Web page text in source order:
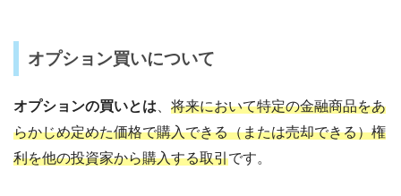
オプション買いについて
オプションの買いとは
将来において特定の金融商品をあ
らかじめ定めた価格で購入できる（または売却できる）権
利を他の投資家から購入する取引です。